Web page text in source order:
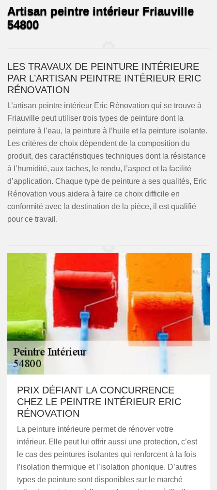
Artisan peintre intérieur Friauville
54800
LES TRAVAUX DE PEINTURE INTÉRIEURE
PAR L’ARTISAN PEINTRE INTÉRIEUR ERIC
RÉNOVATION
L’artisan peintre intérieur Eric Rénovation qui se trouve à
Friauville peut utiliser trois types de peinture dont la
peinture à l’eau, la peinture à l’huile et la peinture isolante.
Les critères de choix dépendent de la composition du
produit, des caractéristiques techniques dont la résistance
à l’humidité, aux taches, le rendu, l’aspect et la facilité
d’application. Chaque type de peinture a ses qualités, Eric
Rénovation vous aidera à faire ce choix difficile en
conformité avec la destination de la pièce, il est qualifié
pour ce travail.
PRIX DÉFIANT LA CONCURRENCE
CHEZ LE PEINTRE INTÉRIEUR ERIC
RÉNOVATION
La peinture intérieure permet de rénover votre
intérieur. Elle peut lui offrir aussi une protection, c’est
le cas des peintures isolantes qui renforcent à la fois
l’isolation thermique et l’isolation phonique. D’autres
types de peinture sont disponibles sur le marché